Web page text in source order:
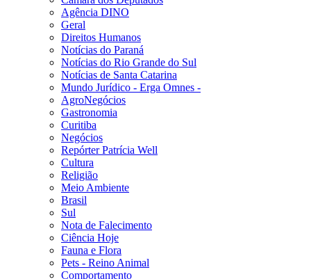
Agência DINO
Geral
Direitos Humanos
Notícias do Paraná
Notícias do Rio Grande do Sul
Notícias de Santa Catarina
Mundo Jurídico - Erga Omnes -
AgroNegócios
Gastronomia
Curitiba
Negócios
Repórter Patrícia Well
Cultura
Religião
Meio Ambiente
Brasil
Sul
Nota de Falecimento
Ciência Hoje
Fauna e Flora
Pets - Reino Animal
Comportamento